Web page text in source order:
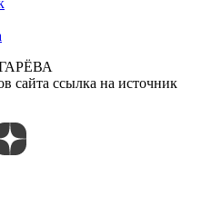
сайта ссылка на источник